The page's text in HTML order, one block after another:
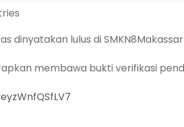
dinyatakan lulus di SMKN8Makassar
membawa bukti verifikasi